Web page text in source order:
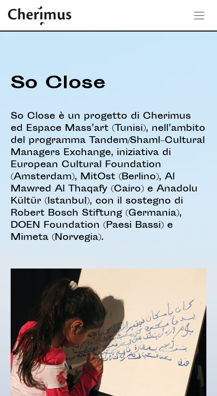
So Close
So Close è un progetto di Cherimus
ed Espace Mass’art (Tunisi), nell’ambito
del programma Tandem/Shaml–Cultural
Managers Exchange, iniziativa di
European Cultural Foundation
(Amsterdam), MitOst (Berlino), Al
Mawred Al Thaqafy (Cairo) e Anadolu
Kültür (Istanbul), con il sostegno di
Robert Bosch Stiftung (Germania),
DOEN Foundation (Paesi Bassi) e
Mimeta (Norvegia).